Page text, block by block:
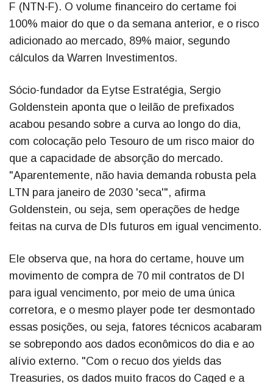
F (NTN-F). O volume financeiro do certame foi
100% maior do que o da semana anterior, e o risco
adicionado ao mercado, 89% maior, segundo
cálculos da Warren Investimentos.
Sócio-fundador da Eytse Estratégia, Sergio
Goldenstein aponta que o leilão de prefixados
acabou pesando sobre a curva ao longo do dia,
com colocação pelo Tesouro de um risco maior do
que a capacidade de absorção do mercado.
"Aparentemente, não havia demanda robusta pela
LTN para janeiro de 2030 'seca'", afirma
Goldenstein, ou seja, sem operações de hedge
feitas na curva de DIs futuros em igual vencimento.
Ele observa que, na hora do certame, houve um
movimento de compra de 70 mil contratos de DI
para igual vencimento, por meio de uma única
corretora, e o mesmo player pode ter desmontado
essas posições, ou seja, fatores técnicos acabaram
se sobrepondo aos dados econômicos do dia e ao
alívio externo. "Com o recuo dos yields das
Treasuries, os dados muito fracos do Caged e a